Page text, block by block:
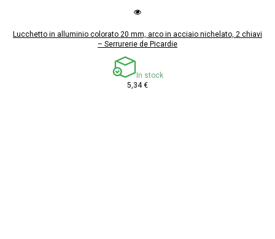
Lucchetto in alluminio colorato 20 mm, arco in acciaio nichelato, 2 chiavi
– Serrurerie de Picardie
In stock
5,34 €